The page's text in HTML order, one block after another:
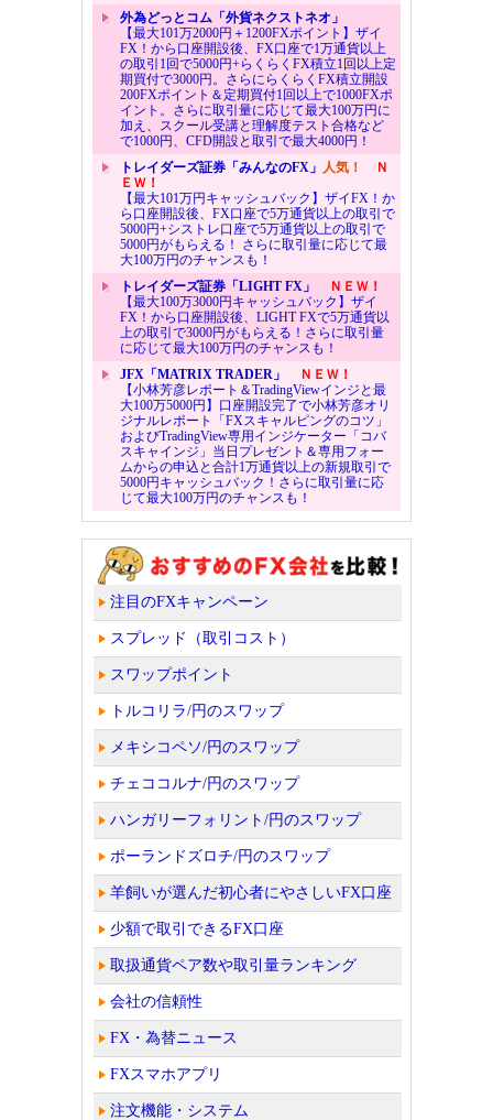
外為どっとコム「外貨ネクストネオ」
【最大101万2000円＋1200FXポイント】ザイ
FX！から口座開設後、FX口座で1万通貨以上
の取引1回で5000円+らくらくFX積立1回以上定
期買付で3000円。さらにらくらくFX積立開設
200FXポイント＆定期買付1回以上で1000FXポ
イント。さらに取引量に応じて最大100万円に
加え、スクール受講と理解度テスト合格など
で1000円、CFD開設と取引で最大4000円！
トレイダーズ証券「みんなのFX」 人気！
Ｎ
ＥＷ！
【最大101万円キャッシュバック】ザイFX！か
ら口座開設後、FX口座で5万通貨以上の取引で
5000円+シストレ口座で5万通貨以上の取引で
5000円がもらえる！ さらに取引量に応じて最
大100万円のチャンスも！
トレイダーズ証券「LIGHT FX」
ＮＥＷ！
【最大100万3000円キャッシュバック】ザイ
FX！から口座開設後、LIGHT FXで5万通貨以
上の取引で3000円がもらえる！さらに取引量
に応じて最大100万円のチャンスも！
JFX「MATRIX TRADER」
ＮＥＷ！
【小林芳彦レポート＆TradingViewインジと最
大100万5000円】口座開設完了で小林芳彦オリ
ジナルレポート「FXスキャルピングのコツ」
およびTradingView専用インジケーター「コバ
スキャインジ」当日プレゼント＆専用フォー
ムからの申込と合計1万通貨以上の新規取引で
5000円キャッシュバック！さらに取引量に応
じて最大100万円のチャンスも！
注目のFXキャンペーン
スプレッド（取引コスト）
スワップポイント
トルコリラ/円のスワップ
メキシコペソ/円のスワップ
チェココルナ/円のスワップ
ハンガリーフォリント/円のスワップ
ポーランドズロチ/円のスワップ
羊飼いが選んだ初心者にやさしいFX口座
少額で取引できるFX口座
取扱通貨ペア数や取引量ランキング
会社の信頼性
FX・為替ニュース
FXスマホアプリ
注文機能・システム